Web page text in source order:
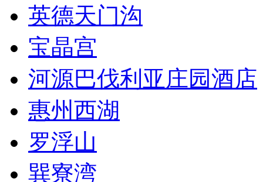
英德天门沟
宝晶宫
河源巴伐利亚庄园酒店
惠州西湖
罗浮山
巽寮湾